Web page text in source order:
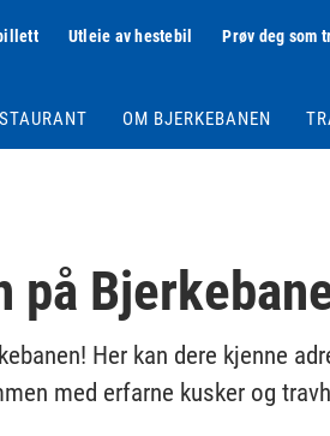
Utleie av hestebil Prøv deg som
OM BJERKEBANEN
Her kan dere kjenne
med erfarne kusker og